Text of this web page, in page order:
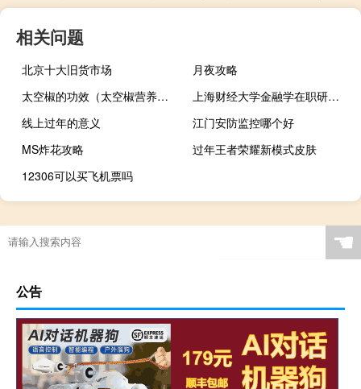
相关问题
北京十大旧货市场
月夜攻略
太空椒的功效（太空椒营养价值）
上海财经大学金融学在职研究生以什么方式招生
线上过年的意义
江门安防监控哪个好
MS炸花攻略
过年王者荣耀新模式皮肤
12306可以买飞机票吗
☚
公告